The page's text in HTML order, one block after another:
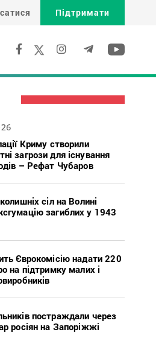
Підтримати
Криму створили
загрози для існування
– Рефат Чубаров
сіл на Волині
загиблих у 1943
Єврокомісію надати 220
на підтримку малих і
постраждали через
росіян на Запоріжжі